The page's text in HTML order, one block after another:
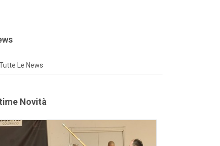
Le News
Novità